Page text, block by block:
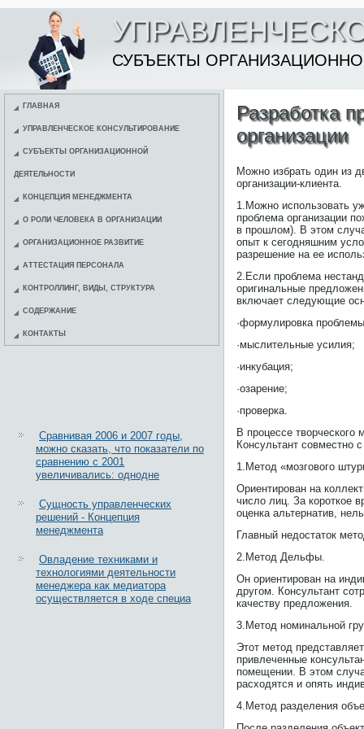
СУБЪЕКТЫ
ГЛАВНАЯ
УПРАВЛЕНЧЕСКОЕ КОНСУЛЬТИРОВАНИЕ
СУБЪЕКТЫ ОРГАНИЗАЦИОННОЙ
ДЕЯТЕЛЬНОСТИ
КОНЦЕПЦИЯ МЕНЕДЖМЕНТА
О РОЛИ ЧЕЛОВЕКА В ОРГАНИЗАЦИИ
ОРГАНИЗАЦИОННОЕ РАЗВИТИЕ
АТТЕСТАЦИЯ ПЕРСОНАЛА
КОНТРОЛЛИНГ, ВИДЫ, СТРУКТУРА
СОДЕРЖАНИЕ
КОНТАКТЫ
Сравнивая 2006 и 2007 годы,
можно сказать, что показатели по
сравнению с 2001
увеличивались: однодне
Сущность управленческих
решений - Концепция
менеджмента
Овладение техниками и
технологиями деятельности
менеджера как медиатора
осуществляется в ходе специа
Разработка
организации
Можно избрать один из
организации-клиента.
1.Можно использовать
проблема организации
в прошлом). В этом
опыт к сегодняшним
разрешение на ее
2.Если проблема
оригинальные
включает следующие
·формулировка
·мыслительные усилия;
·инкубация;
·озарение;
·проверка.
В процессе творческого
Консультант совместно
1.Метод «мозгового
Ориентирован на
число лиц. За короткое
оценка альтернатив,
Главный недостаток
2.Метод Дельфы.
Он ориентирован на
другом. Консультант
качеству предложения.
3.Метод номинальной
Этот метод
привлеченные
помещении. В этом
расходятся и опять
4.Метод разделения